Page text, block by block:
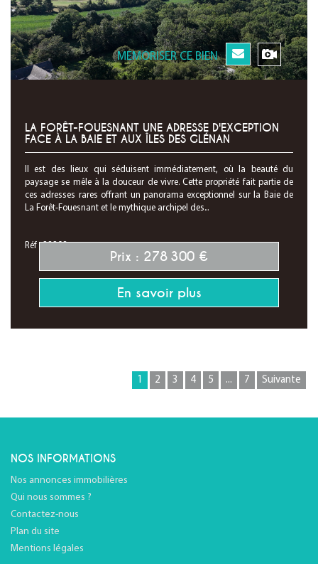
MEMORISER CE BIEN
LA FORÊT-FOUESNANT UNE ADRESSE D'EXCEPTION
FACE À LA BAIE ET AUX ÎLES DES GLÉNAN
Il est des lieux qui séduisent immédiatement, où la beauté du
paysage se mêle à la douceur de vivre. Cette propriété fait partie de
ces adresses rares offrant un panorama exceptionnel sur la Baie de
La Forêt-Fouesnant et le mythique archipel des...
Réf : 28298
Prix : 278 300 €
En savoir plus
1 2 3 4 5 ... 7 Suivante
NOS INFORMATIONS
Nos annonces immobilières
Qui nous sommes ?
Contactez-nous
Plan du site
Mentions légales